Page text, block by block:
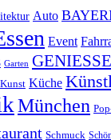
Auto
Event
Garten
Kunst Küche
München
Schmuck